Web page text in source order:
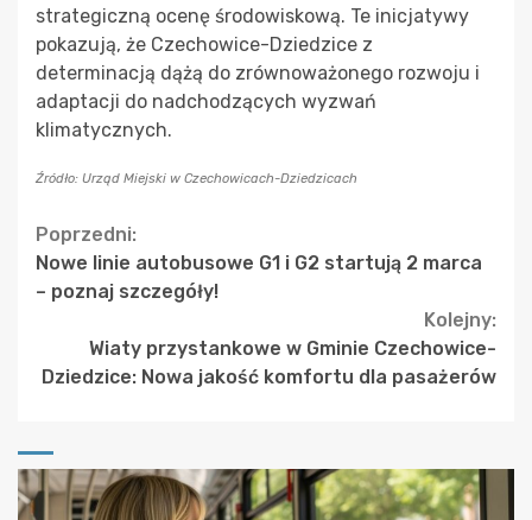
strategiczną ocenę środowiskową. Te inicjatywy
pokazują, że Czechowice-Dziedzice z
determinacją dążą do zrównoważonego rozwoju i
adaptacji do nadchodzących wyzwań
klimatycznych.
Źródło: Urząd Miejski w Czechowicach-Dziedzicach
Continue
Reading
Poprzedni:
Nowe linie autobusowe G1 i G2 startują 2 marca
– poznaj szczegóły!
Kolejny:
Wiaty przystankowe w Gminie Czechowice-
Dziedzice: Nowa jakość komfortu dla pasażerów